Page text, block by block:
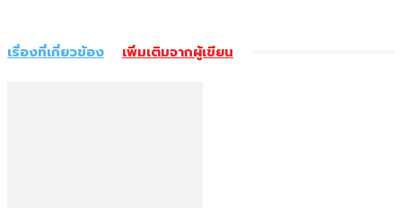
เรื่องที่เกี่ยวข้อง เพิ่มเติมจากผู้เขียน